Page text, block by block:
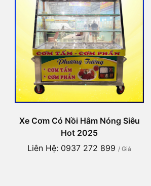
Xe Cơm Có Nồi Hâm Nóng Siêu
Hot 2025
Liên Hệ: 0937 272 899 / Giá